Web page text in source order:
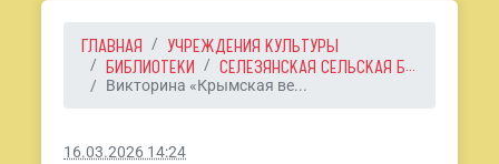
ГЛАВНАЯ
УЧРЕЖДЕНИЯ КУЛЬТУРЫ
БИБЛИОТЕКИ
СЕЛЕЗЯНСКАЯ СЕЛЬСКАЯ Б...
Викторина «Крымская ве...
16.03.2026 14:24